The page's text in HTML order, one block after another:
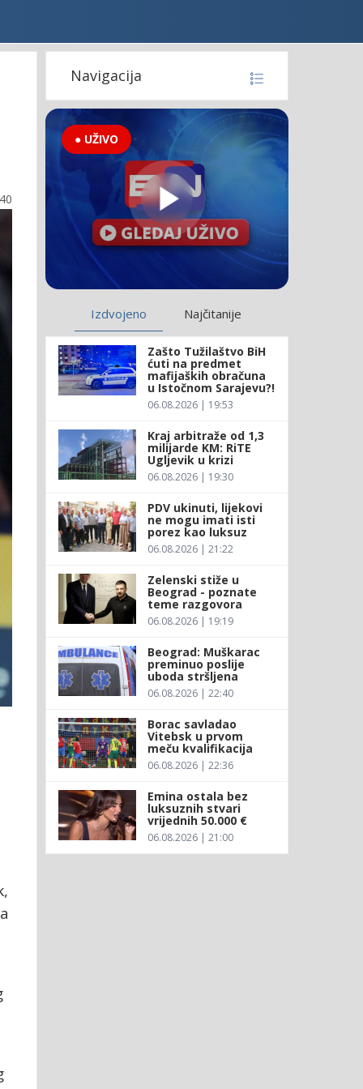
Navigacija
● UŽIVO
Izdvojeno Najčitanije
Zašto Tužilaštvo BiH
ćuti na predmet
mafijaških obračuna
u Istočnom Sarajevu?!
06.08.2026 | 19:53
Kraj arbitraže od 1,3
milijarde KM: RiTE
Ugljevik u krizi
06.08.2026 | 19:30
PDV ukinuti, lijekovi
ne mogu imati isti
porez kao luksuz
06.08.2026 | 21:22
Zelenski stiže u
Beograd - poznate
teme razgovora
06.08.2026 | 19:19
Beograd: Muškarac
preminuo poslije
uboda stršljena
06.08.2026 | 22:40
Borac savladao
Vitebsk u prvom
meču kvalifikacija
06.08.2026 | 22:36
Emina ostala bez
luksuznih stvari
vrijednih 50.000 €
06.08.2026 | 21:00